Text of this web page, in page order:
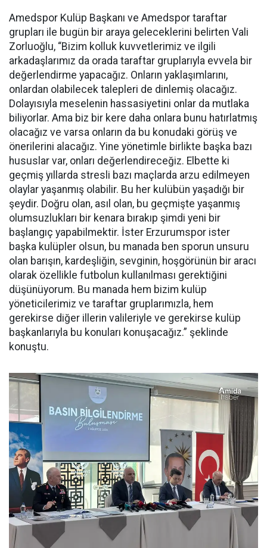
Amedspor Kulüp Başkanı ve Amedspor taraftar
grupları ile bugün bir araya geleceklerini belirten Vali
Zorluoğlu, “Bizim kolluk kuvvetlerimiz ve ilgili
arkadaşlarımız da orada taraftar gruplarıyla evvela bir
değerlendirme yapacağız. Onların yaklaşımlarını,
onlardan olabilecek talepleri de dinlemiş olacağız.
Dolayısıyla meselenin hassasiyetini onlar da mutlaka
biliyorlar. Ama biz bir kere daha onlara bunu hatırlatmış
olacağız ve varsa onların da bu konudaki görüş ve
önerilerini alacağız. Yine yönetimle birlikte başka bazı
hususlar var, onları değerlendireceğiz. Elbette ki
geçmiş yıllarda stresli bazı maçlarda arzu edilmeyen
olaylar yaşanmış olabilir. Bu her kulübün yaşadığı bir
şeydir. Doğru olan, asıl olan, bu geçmişte yaşanmış
olumsuzlukları bir kenara bırakıp şimdi yeni bir
başlangıç yapabilmektir. İster Erzurumspor ister
başka kulüpler olsun, bu manada ben sporun unsuru
olan barışın, kardeşliğin, sevginin, hoşgörünün bir aracı
olarak özellikle futbolun kullanılması gerektiğini
düşünüyorum. Bu manada hem bizim kulüp
yöneticilerimiz ve taraftar gruplarımızla, hem
gerekirse diğer illerin valileriyle ve gerekirse kulüp
başkanlarıyla bu konuları konuşacağız.” şeklinde
konuştu.